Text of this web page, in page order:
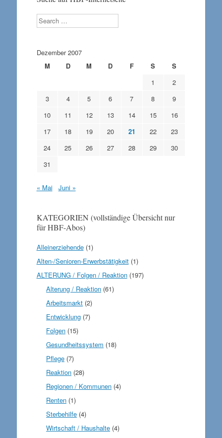
Search
Dezember 2007
M
D M D F S
S
1
2
3
4 5 6 7 8
9
10
11 12 13 14 15
16
17
18 19 20 21 22
23
24
25 26 27 28 29
30
31
« Mai Juni »
KATEGORIEN (vollständige Übersicht nur
für HBF-Abos)
Alleinerziehende(1)
Alten-/Senioren-Erwerbstätigkeit(1)
ALTERUNG / Folgen / Reaktion(197)
Alterung / Reaktion (61)
Arbeitsmarkt (2)
Entwicklung (7)
Folgen (15)
Gesundheitssystem (18)
Pflege (7)
Reaktion (28)
Regionen / Kommunen (4)
Renten (1)
Sterbehilfe (4)
Wirtschaft / Haushalte (4)